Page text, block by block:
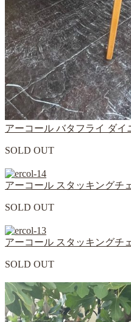
アーコール バタフライ ダ
SOLD OUT
アーコール スタッキングチ
SOLD OUT
アーコール スタッキングチ
SOLD OUT